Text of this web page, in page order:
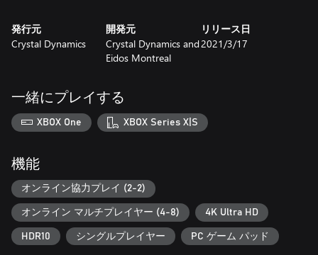
発行元
Crystal Dynamics
開発元
Crystal Dynamics and
Eidos Montreal
リリース日
2021/3/17
一緒にプレイする
XBOX One XBOX Series X|S
機能
オンライン協力プレイ (2-2)
オンライン マルチプレイヤー (4-8) 4K Ultra HD
HDR10 シングルプレイヤー PC ゲーム パッド